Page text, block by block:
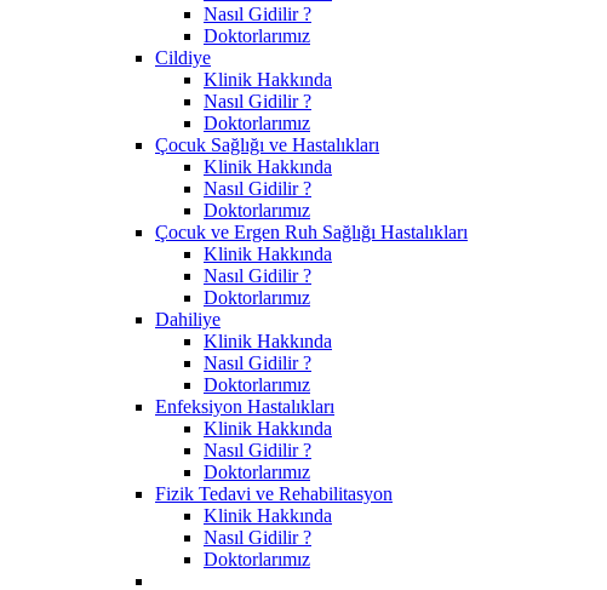
Nasıl Gidilir ?
Doktorlarımız
Cildiye
Klinik Hakkında
Nasıl Gidilir ?
Doktorlarımız
Çocuk Sağlığı ve Hastalıkları
Klinik Hakkında
Nasıl Gidilir ?
Doktorlarımız
Çocuk ve Ergen Ruh Sağlığı Hastalıkları
Klinik Hakkında
Nasıl Gidilir ?
Doktorlarımız
Dahiliye
Klinik Hakkında
Nasıl Gidilir ?
Doktorlarımız
Enfeksiyon Hastalıkları
Klinik Hakkında
Nasıl Gidilir ?
Doktorlarımız
Fizik Tedavi ve Rehabilitasyon
Klinik Hakkında
Nasıl Gidilir ?
Doktorlarımız